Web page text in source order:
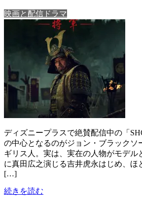
映画と配信ドラマ
ディズニープラスで絶賛配信中の「
の中心となるのがジョン・ブラックソ
ギリス人。実は、実在の人物がモデル
に真田広之演じる吉井虎永はじめ、ほ
[…]
続きを読む